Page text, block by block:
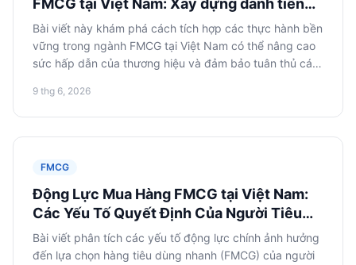
FMCG tại Việt Nam: Xây dựng danh tiếng
và lòng trung thành
Bài viết này khám phá cách tích hợp các thực hành bền
vững trong ngành FMCG tại Việt Nam có thể nâng cao
sức hấp dẫn của thương hiệu và đảm bảo tuân thủ các
cạnh vận hành và kinh tế, mô hình thực hiện và quy
trình hành động.
9 thg 6, 2026
FMCG
Động Lực Mua Hàng FMCG tại Việt Nam:
Các Yếu Tố Quyết Định Của Người Tiêu
Dùng
Bài viết phân tích các yếu tố động lực chính ảnh hưởng
đến lựa chọn hàng tiêu dùng nhanh (FMCG) của người